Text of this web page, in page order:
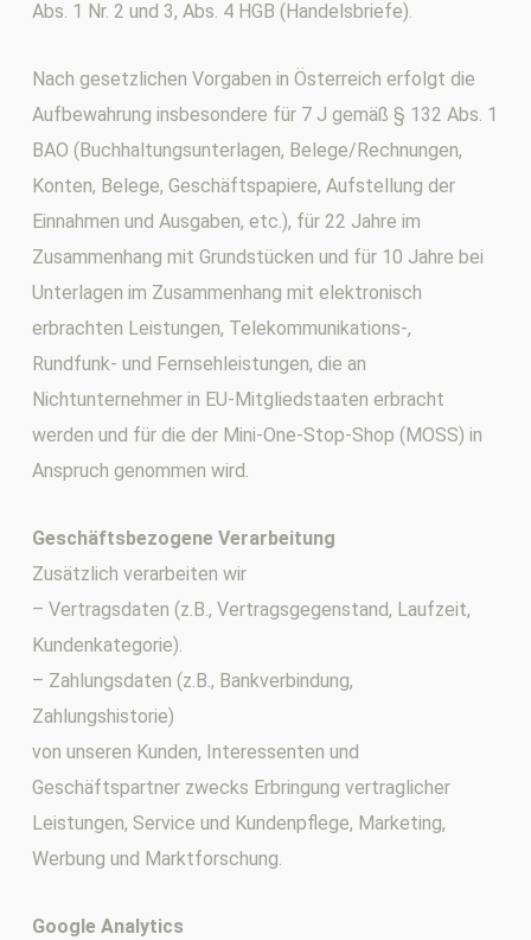
Abs. 1 Nr. 2 und 3, Abs. 4 HGB (Handelsbriefe).
Nach gesetzlichen Vorgaben in Österreich erfolgt die
Aufbewahrung insbesondere für 7 J gemäß § 132 Abs. 1
BAO (Buchhaltungsunterlagen, Belege/Rechnungen,
Konten, Belege, Geschäftspapiere, Aufstellung der
Einnahmen und Ausgaben, etc.), für 22 Jahre im
Zusammenhang mit Grundstücken und für 10 Jahre bei
Unterlagen im Zusammenhang mit elektronisch
erbrachten Leistungen, Telekommunikations-,
Rundfunk- und Fernsehleistungen, die an
Nichtunternehmer in EU-Mitgliedstaaten erbracht
werden und für die der Mini-One-Stop-Shop (MOSS) in
Anspruch genommen wird.
Geschäftsbezogene Verarbeitung
Zusätzlich verarbeiten wir
– Vertragsdaten (z.B., Vertragsgegenstand, Laufzeit,
Kundenkategorie).
– Zahlungsdaten (z.B., Bankverbindung,
Zahlungshistorie)
von unseren Kunden, Interessenten und
Geschäftspartner zwecks Erbringung vertraglicher
Leistungen, Service und Kundenpflege, Marketing,
Werbung und Marktforschung.
Google Analytics